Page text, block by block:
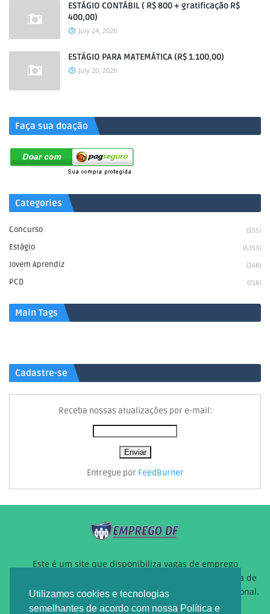
Utilizamos cookies e tecnologias
semelhantes de acordo com nossa Política e
ESTÁGIO CONTÁBIL ( R$ 800 + gratificação R$
400,00)
July 24, 2026
ESTÁGIO PARA MATEMÁTICA (R$ 1.100,00)
July 20, 2026
Faça sua doação
Categories
Concurso (155)
Estágio (6353)
Jovem Aprendiz (368)
PCD (718)
Main Tags
Cadastre-se
Receba nossas atualizações por e-mail:
Entregue por FeedBurner
Este é um site que disponibiliza vagas de emprego
gratuitamente para auxiliar pessoas que estão a procura de
um novo emprego ou querem reposicionamento profissional.